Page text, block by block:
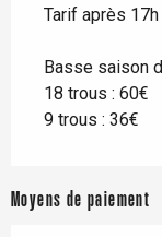
Tarif après 17h
Basse saison
18 trous : 60€
9 trous : 36€
Moyens de paiement